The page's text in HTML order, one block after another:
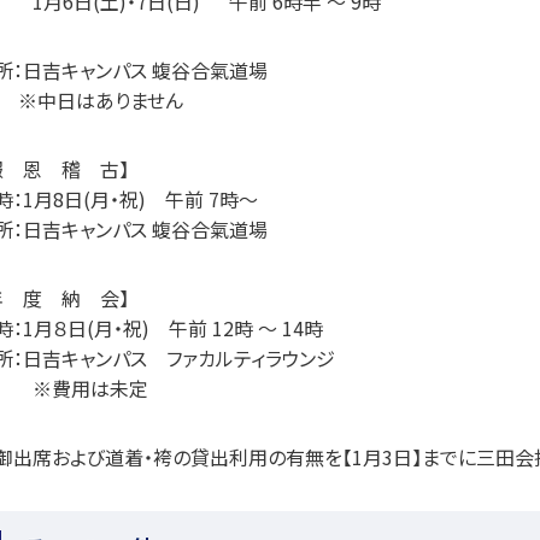
：日吉キャンパス蝮谷合氣道場
※中日はありません
恩 稽 古】
1月8日(月・祝) 午前 7時〜
：日吉キャンパス蝮谷合氣道場
度 納 会】
1月８日(月・祝) 午前 12時 ～ 14時
：日吉キャンパス ファカルティラウンジ
用は未定
出席および道着・袴の貸出利用の有無を【1月3日】までに三田